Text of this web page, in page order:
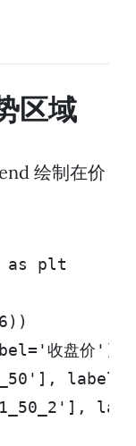
区域
绘制在价
as plt
收盘价')
label='